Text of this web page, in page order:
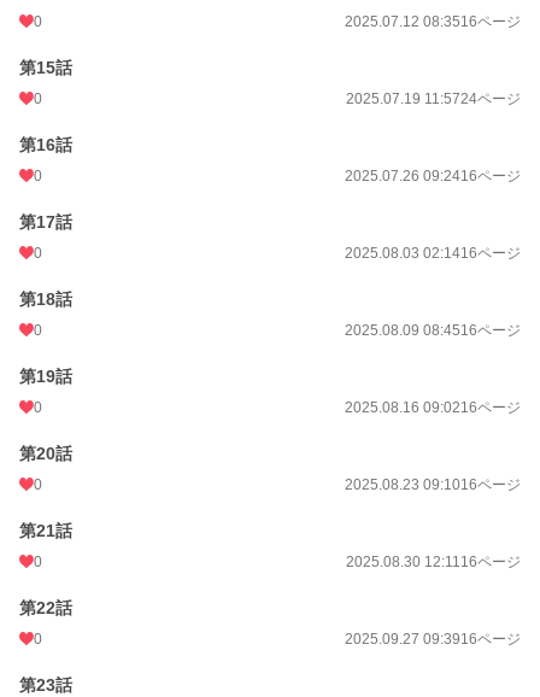
0 2025.07.12 08:3516ページ
第15話
0 2025.07.19 11:5724ページ
第16話
0 2025.07.26 09:2416ページ
第17話
0 2025.08.03 02:1416ページ
第18話
0 2025.08.09 08:4516ページ
第19話
0 2025.08.16 09:0216ページ
第20話
0 2025.08.23 09:1016ページ
第21話
0 2025.08.30 12:1116ページ
第22話
0 2025.09.27 09:3916ページ
第23話